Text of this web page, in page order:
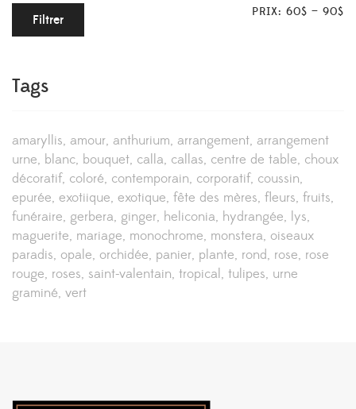
Filtrer PRIX: 60$ — 90$
Tags
amaryllis amour anthurium arrangement arrangement
urne blanc bouquet calla callas centre de table choux
décoratif coloré contemporain corporatif coussin
epurée exotiique exotique fête des mères fleurs fruits
funéraire gerbera ginger heliconia hydrangée lys
maguerite mariage monochrome monstera oiseaux
paradis opale orchidée panier plante rond rose rose
rouge roses saint-valentain tropical tulipes urne
graminé vert